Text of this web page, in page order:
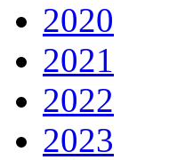
2020
2021
2022
2023